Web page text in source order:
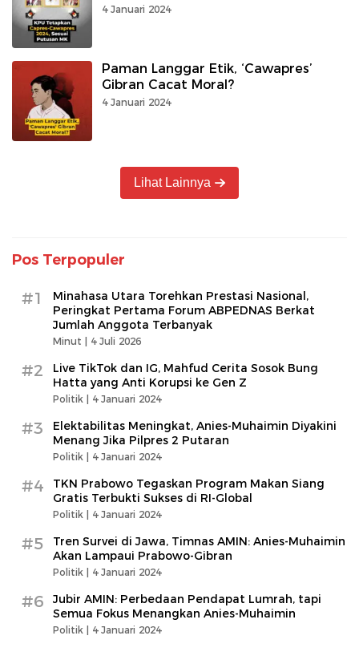
4 Januari 2024
Paman Langgar Etik, ‘Cawapres’
Gibran Cacat Moral?
4 Januari 2024
Lihat Lainnya
Pos Terpopuler
#1
Minahasa Utara Torehkan Prestasi Nasional,
Peringkat Pertama Forum ABPEDNAS Berkat
Jumlah Anggota Terbanyak
Minut | 4 Juli 2026
#2
Live TikTok dan IG, Mahfud Cerita Sosok Bung
Hatta yang Anti Korupsi ke Gen Z
Politik | 4 Januari 2024
#3
Elektabilitas Meningkat, Anies-Muhaimin Diyakini
Menang Jika Pilpres 2 Putaran
Politik | 4 Januari 2024
#4
TKN Prabowo Tegaskan Program Makan Siang
Gratis Terbukti Sukses di RI-Global
Politik | 4 Januari 2024
#5
Tren Survei di Jawa, Timnas AMIN: Anies-Muhaimin
Akan Lampaui Prabowo-Gibran
Politik | 4 Januari 2024
#6
Jubir AMIN: Perbedaan Pendapat Lumrah, tapi
Semua Fokus Menangkan Anies-Muhaimin
Politik | 4 Januari 2024